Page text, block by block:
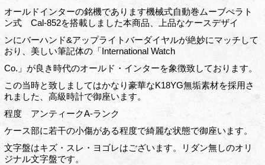
オールドインターの銘機であります機械式自動巻ムーブぺラト
ン式 Cal-852を搭載しました本商品、上品なケースデザイ
ンにバーハンド&アップライトバーダイヤルが絶妙にマッチして
おり、美しい筆記体の「International Watch
Co.」が良き時代のオールド・インターを象徴致しております。
この当時と致しましてはかなり豪華なK18YG無垢素材を採用さ
れました、高級時計で御座います。
程度 アンティークA-ランク
ケース部に若干の小傷がある程度で綺麗な状態で御座います。
文字盤はキズ・スレ・ヨゴレはございます。リダン無しのオリ
ジナル文字盤です。